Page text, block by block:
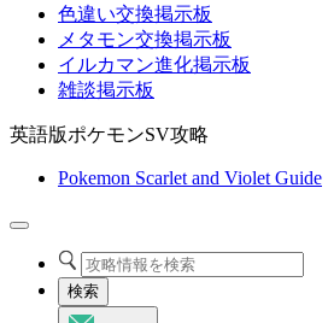
色違い交換掲示板
メタモン交換掲示板
イルカマン進化掲示板
雑談掲示板
英語版ポケモンSV攻略
Pokemon Scarlet and Violet Guide
検索